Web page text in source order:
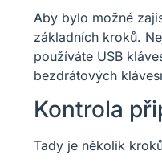
Aby bylo možné
základních kroků.
používáte USB
bezdrátových
Kontrola
Tady je několik